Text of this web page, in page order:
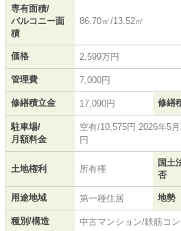
専有面積/
バルコニー面
積
86.70㎡/13.52㎡
価格 2,599万円
管理費 7,000円
修繕積立金 17,090円 修繕
駐車場/
月額料金
空有/10,575円 2026年5
円
土地権利 所有権
国土
否
用途地域 第一種住居 地勢
種別/構造 中古マンション/鉄筋コン